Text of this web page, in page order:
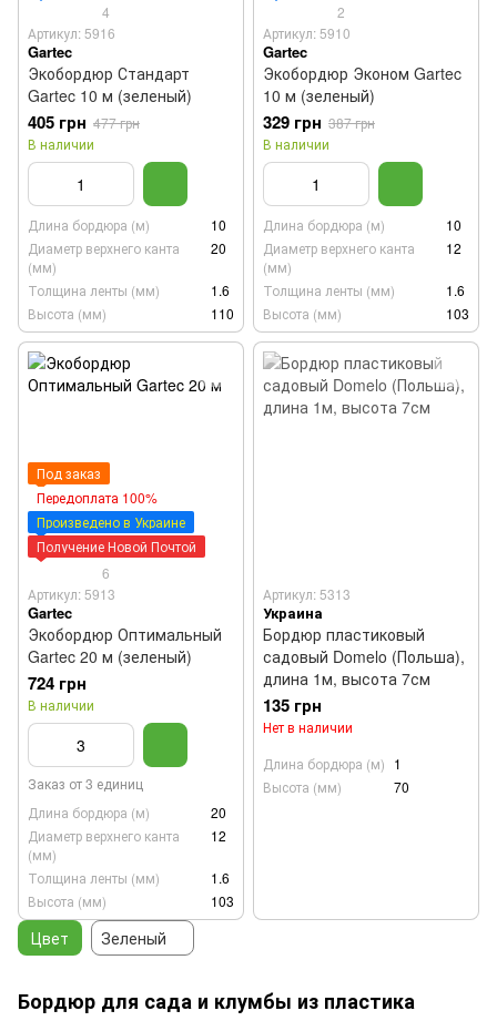
4
Артикул: 5916
Gartec
Экобордюр Стандарт
Gartec 10 м (зеленый)
405 грн 477 грн
В наличии
Длина бордюра (м)
10
Диаметр верхнего канта
(мм)
20
Толщина ленты (мм)
1.6
Высота (мм)
110
2
Артикул: 5910
Gartec
Экобордюр Эконом Gartec
10 м (зеленый)
329 грн 387 грн
В наличии
Длина бордюра (м)
10
Диаметр верхнего канта
(мм)
12
Толщина ленты (мм)
1.6
Высота (мм)
103
Под заказ
Передоплата 100%
Произведено в Украине
Получение Новой Почтой
6
Артикул: 5913
Gartec
Экобордюр Оптимальный
Gartec 20 м (зеленый)
724 грн
В наличии
Заказ от 3 единиц
Длина бордюра (м)
20
Диаметр верхнего канта
(мм)
12
Толщина ленты (мм)
1.6
Высота (мм)
103
Артикул: 5313
Украина
Бордюр пластиковый
садовый Domelo (Польша),
длина 1м, высота 7см
135 грн
Нет в наличии
Длина бордюра (м) 1
Высота (мм)
70
Бордюр для сада и клумбы из пластика
Цвет Зеленый